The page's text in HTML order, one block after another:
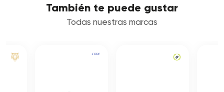
También te puede gustar
Todas nuestras marcas